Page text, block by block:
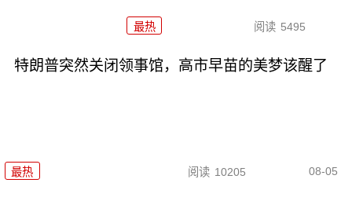
最热 阅读 5495
特朗普突然关闭领事馆，高市早苗的美梦该醒了
最热 阅读 10205 08-05